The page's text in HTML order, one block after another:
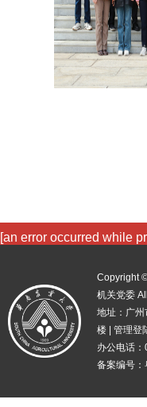
[an error occurred while
Copyright
机关党委
地址：广
楼 | 管理登
办公电话
备案编号